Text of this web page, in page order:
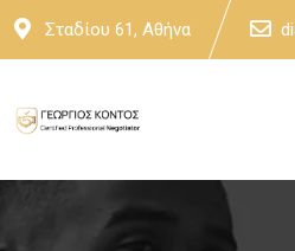
Skip
Σταδίου 61, Αθήνα